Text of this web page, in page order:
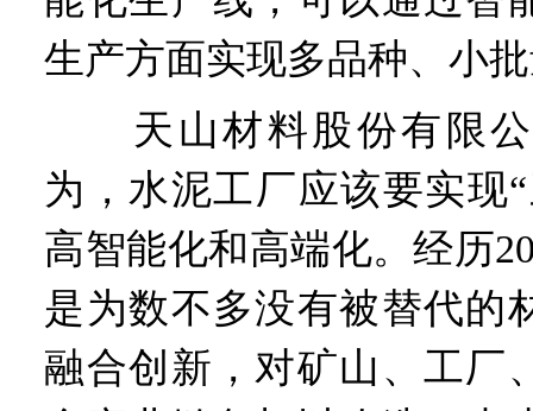
生产方面实现多品种、小
天山材料股份有限公
为，水泥工厂应该要实现
高智能化和高端化。经历
是为数不多没有被替代的
融合创新，对矿山、工厂